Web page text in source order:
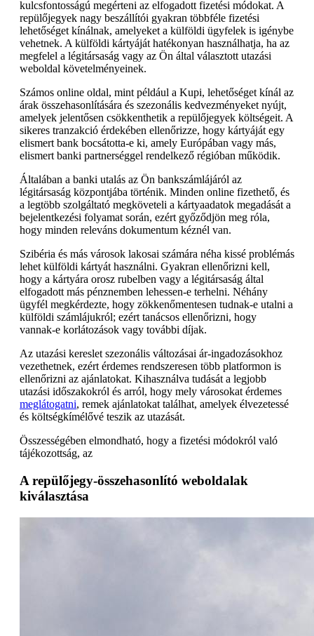
kulcsfontosságú megérteni az elfogadott fizetési módokat. A
repülőjegyek nagy beszállítói gyakran többféle fizetési
lehetőséget kínálnak, amelyeket a külföldi ügyfelek is igénybe
vehetnek. A külföldi kártyáját hatékonyan használhatja, ha az
megfelel a légitársaság vagy az Ön által választott utazási
weboldal követelményeinek.
Számos online oldal, mint például a Kupi, lehetőséget kínál az
árak összehasonlítására és szezonális kedvezményeket nyújt,
amelyek jelentősen csökkenthetik a repülőjegyek költségeit. A
sikeres tranzakció érdekében ellenőrizze, hogy kártyáját egy
elismert bank bocsátotta-e ki, amely Európában vagy más,
elismert banki partnerséggel rendelkező régióban működik.
Általában a banki utalás az Ön bankszámlájáról az
légitársaság központjába történik. Minden online fizethető, és
a legtöbb szolgáltató megköveteli a kártyaadatok megadását a
bejelentkezési folyamat során, ezért győződjön meg róla,
hogy minden releváns dokumentum kéznél van.
Szibéria és más városok lakosai számára néha kissé problémás
lehet külföldi kártyát használni. Gyakran ellenőrizni kell,
hogy a kártyára orosz rubelben vagy a légitársaság által
elfogadott más pénznemben lehessen-e terhelni. Néhány
ügyfél megkérdezte, hogy zökkenőmentesen tudnak-e utalni a
külföldi számlájukról; ezért tanácsos ellenőrizni, hogy
vannak-e korlátozások vagy további díjak.
Az utazási kereslet szezonális változásai ár-ingadozásokhoz
vezethetnek, ezért érdemes rendszeresen több platformon is
ellenőrizni az ajánlatokat. Kihasználva tudását a legjobb
utazási időszakokról és arról, hogy mely városokat érdemes
meglátogatni, remek ajánlatokat találhat, amelyek élvezetessé
és költségkímélővé teszik az utazását.
Összességében elmondható, hogy a fizetési módokról való
tájékozottság, az
A repülőjegy-összehasonlító weboldalak
kiválasztása